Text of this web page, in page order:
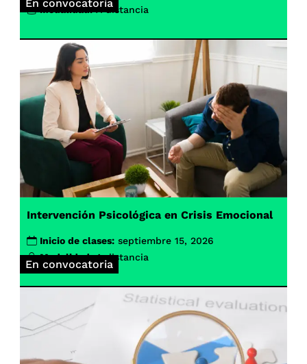
En convocatoria
Modalidad: A distancia
En convocatoria
Intervención Psicológica en Crisis Emocional
Inicio de clases: septiembre 15, 2026
Modalidad: A distancia